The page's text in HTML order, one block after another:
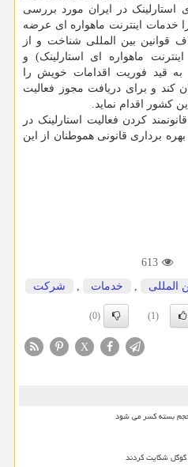
استارلینک در ایران مورد بررسی
خدمات اینترنت ماهواره ای عرضه
بین المللی شناخت و از
ماهواره ای استارلینک) و
قید فوریت اقدامات خویش را
کند و برای دریافت مجوز فعالیت
کشور اقدام نماید.
کردن فعالیت استارلینک در
برداری قانونی هموطنان از این
613
المللی , خدمات , شركت
(1)
(0)
X
حجم بسته کسر می شود